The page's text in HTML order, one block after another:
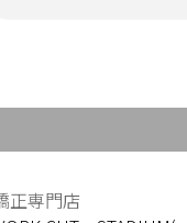
正専門店